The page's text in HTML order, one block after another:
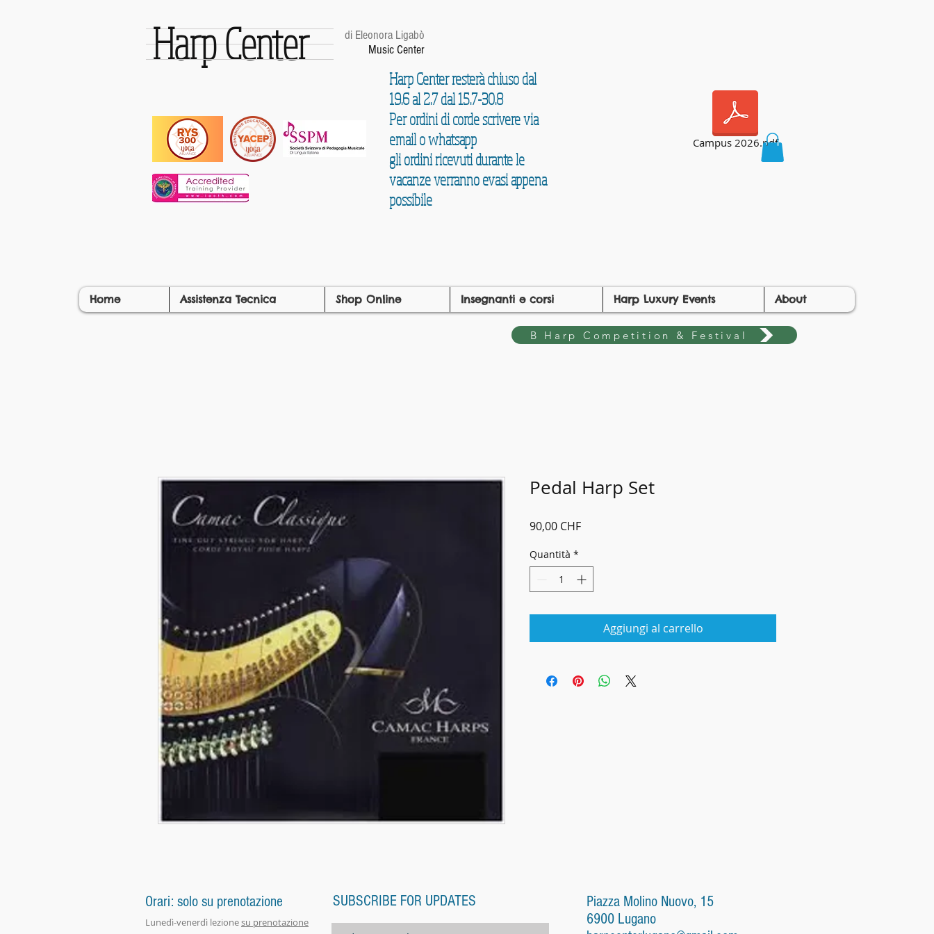
Harp Center
di Eleonora Ligabò
Music Center
Harp Center resterà chiuso dal
19.6 al 2.7 dal 15.7-30.8
Per ordini di corde scrivere via
email o whatsapp
gli ordini ricevuti durante le
vacanze verranno evasi appena
possibile
Campus 2026.pdf
Home Assistenza Tecnica Shop Online Insegnanti e corsi Harp Luxury Events About
B Harp Competition & Festival
Pedal Harp Set
90,00 CHFPrezzo
Quantità *
Aggiungi al carrello
Orari: solo su prenotazione
Lunedì-venerdì lezionesu prenotazione
SUBSCRIBE FOR UPDATES
Piazza Molino Nuovo, 15
6900 Lugano